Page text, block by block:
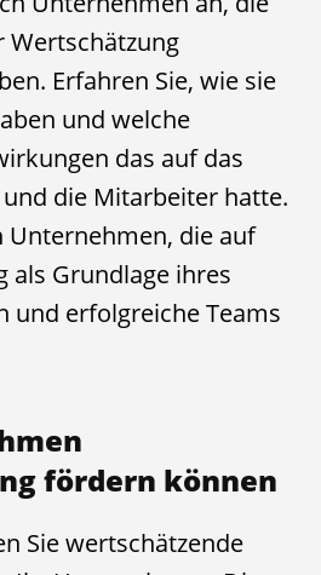
Wertschätzung
Erfahren Sie, wie sie
und welche
das auf das
die Mitarbeiter hatte.
Unternehmen, die auf
als Grundlage ihres
und erfolgreiche Teams
fördern können
Sie wertschätzende